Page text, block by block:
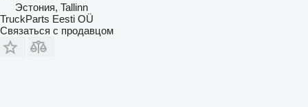
Эстония, Tallinn
TruckParts Eesti OÜ
Связаться с продавцом